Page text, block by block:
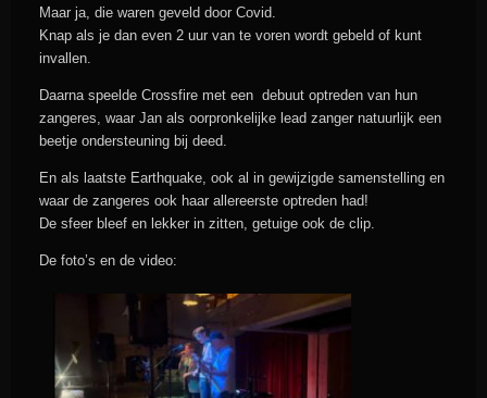
Maar ja, die waren geveld door Covid.
Knap als je dan even 2 uur van te voren wordt gebeld of kunt
invallen.
Daarna speelde Crossfire met een debuut optreden van hun
zangeres, waar Jan als oorpronkelijke lead zanger natuurlijk een
beetje ondersteuning bij deed.
En als laatste Earthquake, ook al in gewijzigde samenstelling en
waar de zangeres ook haar allereerste optreden had!
De sfeer bleef en lekker in zitten, getuige ook de clip.
De foto’s en de video: